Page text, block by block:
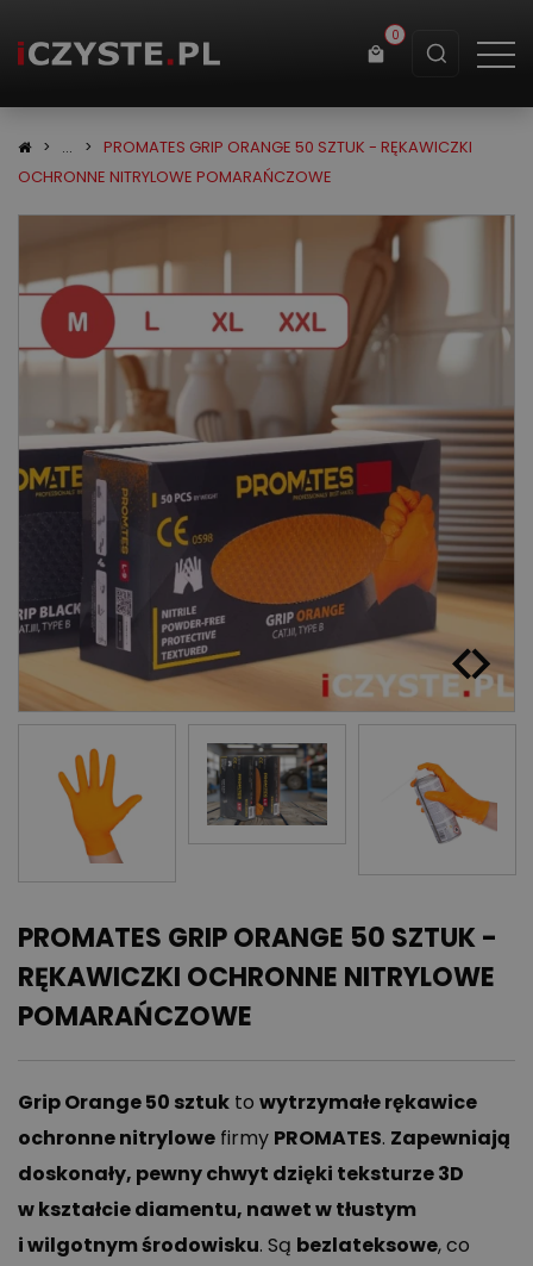
0
Koszyk
Twój koszyk jest pusty!
PROMATES GRIP ORANGE 50 SZTUK - RĘKAWICZKI
OCHRONNE NITRYLOWE POMARAŃCZOWE
PROMATES GRIP ORANGE 50 SZTUK -
RĘKAWICZKI OCHRONNE NITRYLOWE
POMARAŃCZOWE
Grip Orange 50 sztuk to wytrzymałe rękawice
ochronne nitrylowe firmy PROMATES. Zapewniają
doskonały, pewny chwyt dzięki teksturze 3D
w kształcie diamentu, nawet w tłustym
i wilgotnym środowisku. Są bezlateksowe, co